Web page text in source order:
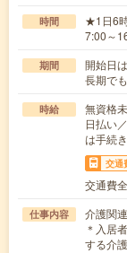
時間
★1日6
7:00～
期間
開始日
長期で
時給
無資格
日払い
は手続
交通
交通費
仕事内容
介護関連
＊入居
する介